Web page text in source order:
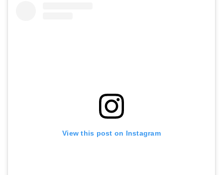
View this post on Instagram